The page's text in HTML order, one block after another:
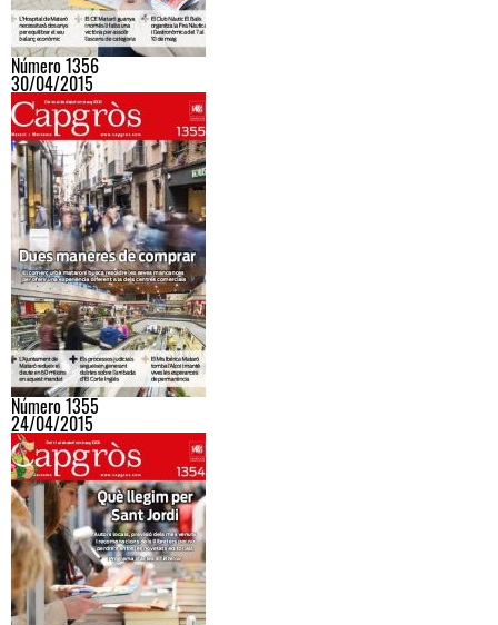
Número 1356
30/04/2015
Número 1355
24/04/2015